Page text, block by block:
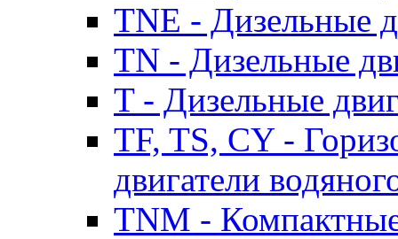
TNE - Дизельные
TN - Дизельные
T - Дизельные
TF, TS, CY -
двигатели
TNM -